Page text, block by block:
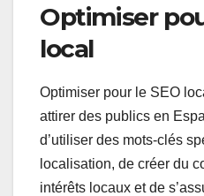
Optimiser
local
Optimiser pour le SEO
attirer des publics en
d’utiliser des mots-clés
localisation, de créer du
intérêts locaux et de